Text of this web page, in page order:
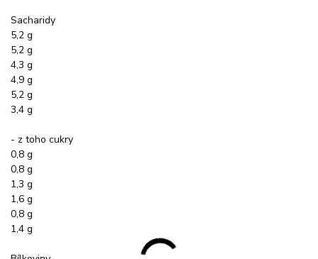
Sacharidy
5,2 g
5,2 g
4,3 g
4,9 g
5,2 g
3,4 g
- z toho cukry
0,8 g
0,8 g
1,3 g
1,6 g
0,8 g
1,4 g